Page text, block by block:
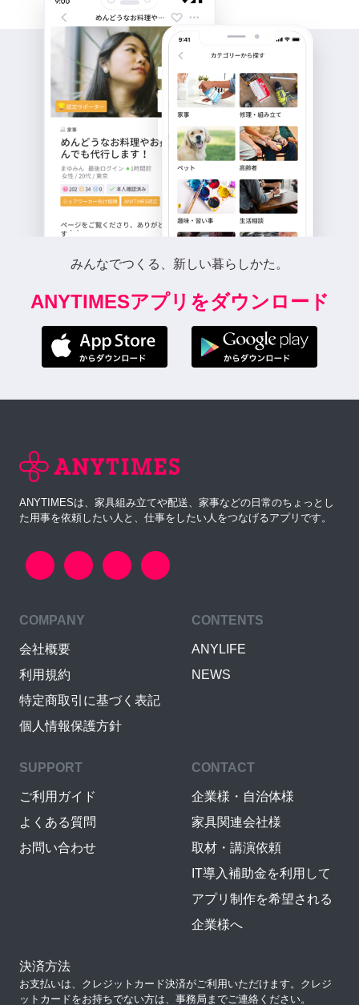
みんなでつくる、新しい暮らしかた。
ANYTIMESアプリをダウンロード
ANYTIMESは、家具組み立てや配送、家事などの日常のちょっとし
た用事を依頼したい人と、仕事をしたい人をつなげるアプリです。
COMPANY
会社概要
利用規約
特定商取引に基づく表記
個人情報保護方針
CONTENTS
ANYLIFE
NEWS
SUPPORT
ご利用ガイド
よくある質問
お問い合わせ
CONTACT
企業様・自治体様
家具関連会社様
取材・講演依頼
IT導入補助金を利用して
アプリ制作を希望される
企業様へ
決済方法
お支払いは、クレジットカード決済がご利用いただけます。クレジ
ットカードをお持ちでない方は、事務局までご連絡ください。